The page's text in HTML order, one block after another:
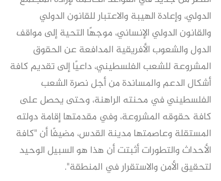
الدولي، وإعادة الهيبة والاعتبار للقانون الدولي
والقانون الدولي الإنساني، موجهًا التحية إلى مواقف
الدول والشعوب الأفريقية المدافعة عن الحقوق
المشروعة للشعب الفلسطيني، داعيًا إلى تقديم كافة
أشكال الدعم والمساندة من أجل نصرة الشعب
الفلسطيني في محنته الراهنة، وحتى يحصل على
كافة حقوقه المشروعة، وفي مقدمتها إقامة دولته
المستقلة وعاصمتها مدينة القدس، مضيفًا أن "كافة
الأحداث والتطورات أثبتت أن هذا هو السبيل الوحيد
لتحقيق الأمن والاستقرار في المنطقة".